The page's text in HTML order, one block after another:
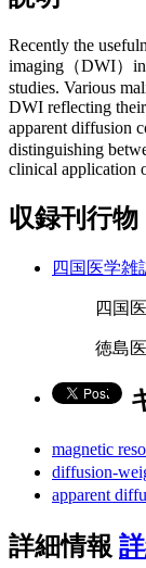
Recently the
imaging（DWI）in
studies. Various
DWI reflecting
apparent diffusion
distinguishing
clinical application
収録刊行物
四国医学雑
四国
徳島
magnetic
diffusion-
apparent
詳細情報